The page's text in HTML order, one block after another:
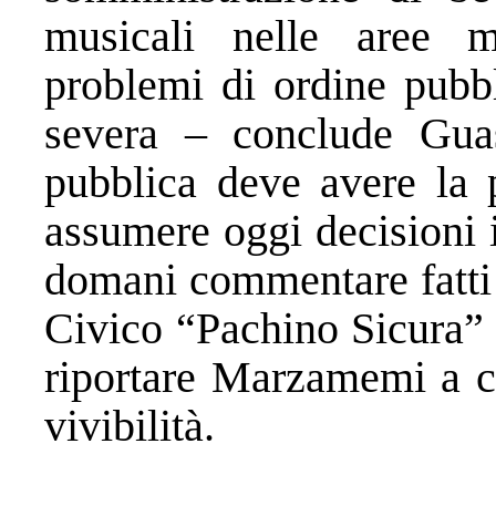
musicali nelle aree
problemi di ordine
severa – conclude
pubblica deve avere la
assumere oggi
domani commentare
Civico “Pachino
riportare Marzamemi a
vivibilità.